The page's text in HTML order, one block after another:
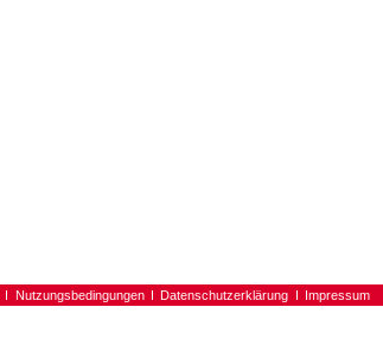
Nutzungsbedingungen Datenschutzerklärung Impressum